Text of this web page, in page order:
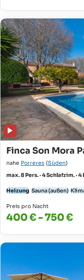
Finca Son Mora
nahe Porreres (Süden)
max. 8 Pers. · 4 Schlafzim. ·
Heizung Sauna (außen)
Preis pro Nacht
400 € - 750 €